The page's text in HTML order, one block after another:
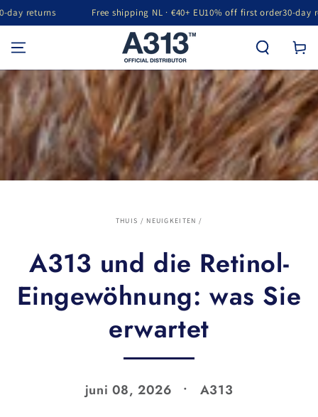
GA NAAR INHOUD
Free shipping NL · €40+ EU10% off first order 30-day returns
THUIS / NEUIGKEITEN /
A313 und die Retinol-
Eingewöhnung: was Sie
erwartet
juni 08, 2026 A313